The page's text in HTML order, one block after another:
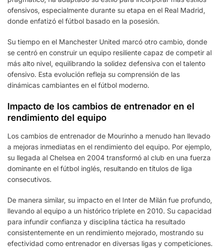
ofensivos, especialmente durante su etapa en el Real Madrid,
donde enfatizó el fútbol basado en la posesión.
Su tiempo en el Manchester United marcó otro cambio, donde
se centró en construir un equipo resiliente capaz de competir al
más alto nivel, equilibrando la solidez defensiva con el talento
ofensivo. Esta evolución refleja su comprensión de las
dinámicas cambiantes en el fútbol moderno.
Impacto de los cambios de entrenador en el
rendimiento del equipo
Los cambios de entrenador de Mourinho a menudo han llevado
a mejoras inmediatas en el rendimiento del equipo. Por ejemplo,
su llegada al Chelsea en 2004 transformó al club en una fuerza
dominante en el fútbol inglés, resultando en títulos de liga
consecutivos.
De manera similar, su impacto en el Inter de Milán fue profundo,
llevando al equipo a un histórico triplete en 2010. Su capacidad
para infundir confianza y disciplina táctica ha resultado
consistentemente en un rendimiento mejorado, mostrando su
efectividad como entrenador en diversas ligas y competiciones.